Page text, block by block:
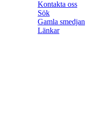
Kontakta oss
Sök
Gamla smedjan
Länkar